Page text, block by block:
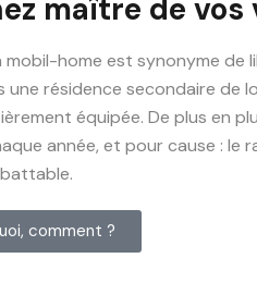
maître de vos
home est synonyme de
une résidence secondaire de
équipée. De plus en
année, et pour cause : le
comment ?